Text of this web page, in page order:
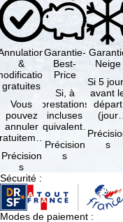
&
gratuites
Vous
pouvez
annuler
suivant
la
à …
Précision
s
Garantie-
Best-
Price
Si, à
prestations
incluses
équivalentes
réserve de
disponibilités,
Précision
s
Neige
Si 5
avant
départ
(jour
tous
s
Sécurité :
Modes de paiement :